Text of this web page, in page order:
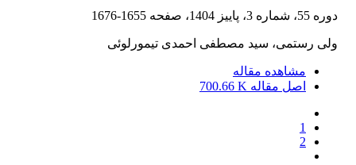
دوره 55، شماره 3، پاییز 1404، صفحه 1655-1676
ولی رستمی، سید مصطفی احمدی تیمورلوئی
مشاهده مقاله
اصل مقاله 700.66 K
1
2